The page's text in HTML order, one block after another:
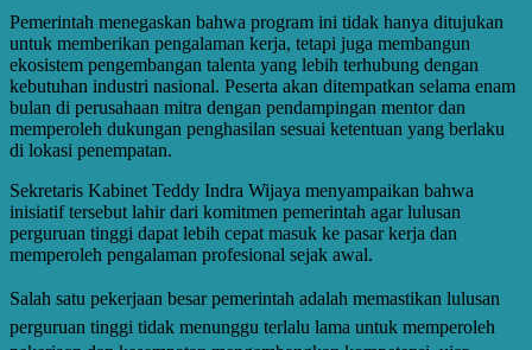
Pemerintah menegaskan bahwa program ini tidak hanya ditujukan
untuk memberikan pengalaman kerja, tetapi juga membangun
ekosistem pengembangan talenta yang lebih terhubung dengan
kebutuhan industri nasional. Peserta akan ditempatkan selama enam
bulan di perusahaan mitra dengan pendampingan mentor dan
memperoleh dukungan penghasilan sesuai ketentuan yang berlaku
di lokasi penempatan.
Sekretaris Kabinet Teddy Indra Wijaya menyampaikan bahwa
inisiatif tersebut lahir dari komitmen pemerintah agar lulusan
perguruan tinggi dapat lebih cepat masuk ke pasar kerja dan
memperoleh pengalaman profesional sejak awal.
Salah satu pekerjaan besar pemerintah adalah memastikan lulusan
perguruan tinggi tidak menunggu terlalu lama untuk memperoleh